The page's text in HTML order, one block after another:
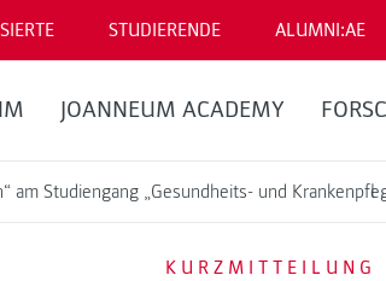
STUDIERENDE ALUMNI:AE
JOANNEUM ACADEMY
am Studiengang „Gesundheits- und
KURZMITTEILUNG